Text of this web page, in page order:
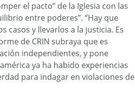
el pacto” de la Iglesia con las
entre poderes”. “Hay que
casos y llevarlos a la justicia. Es
de CRIN subraya que es
independientes, y pone
ya ha habido experiencias
para indagar en violaciones de